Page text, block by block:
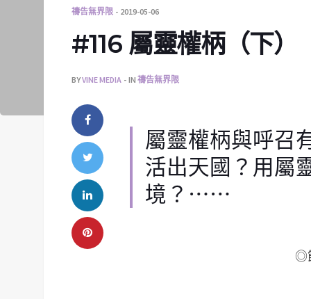
禱告無界限 2019-05-06
#116 屬靈權柄（下）
BYVINE MEDIA IN 禱告無界限
屬靈權柄與呼召
活出天國？用屬
境？⋯⋯
◎